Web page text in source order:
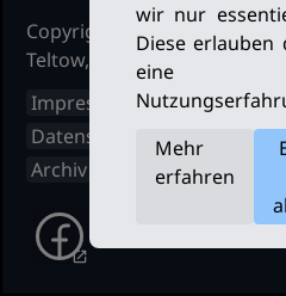
Copyright Ruderclub
Teltow, 2026. Alle Rechte
Impressum
Datenschutz
Archiv
wir nur
Diese erlauben
eine
Mehr
erfahren